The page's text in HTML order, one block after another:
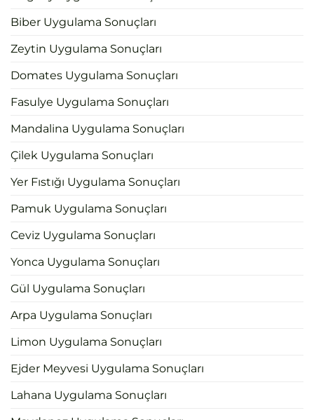
Biber Uygulama Sonuçları
Zeytin Uygulama Sonuçları
Domates Uygulama Sonuçları
Fasulye Uygulama Sonuçları
Mandalina Uygulama Sonuçları
Çilek Uygulama Sonuçları
Yer Fıstığı Uygulama Sonuçları
Pamuk Uygulama Sonuçları
Ceviz Uygulama Sonuçları
Yonca Uygulama Sonuçları
Gül Uygulama Sonuçları
Arpa Uygulama Sonuçları
Limon Uygulama Sonuçları
Ejder Meyvesi Uygulama Sonuçları
Lahana Uygulama Sonuçları